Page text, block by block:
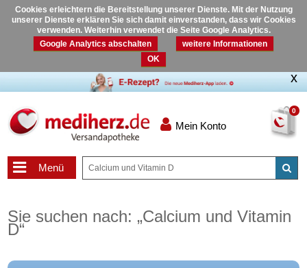
Cookies erleichtern die Bereitstellung unserer Dienste. Mit der Nutzung
unserer Dienste erklären Sie sich damit einverstanden, dass wir Cookies
verwenden. Weiterhin verwendet die Seite Google Analytics.
Google Analytics abschalten
weitere Informationen
OK
0
Mein Konto
Menü
Sie suchen nach: „Calcium und Vitamin
D“